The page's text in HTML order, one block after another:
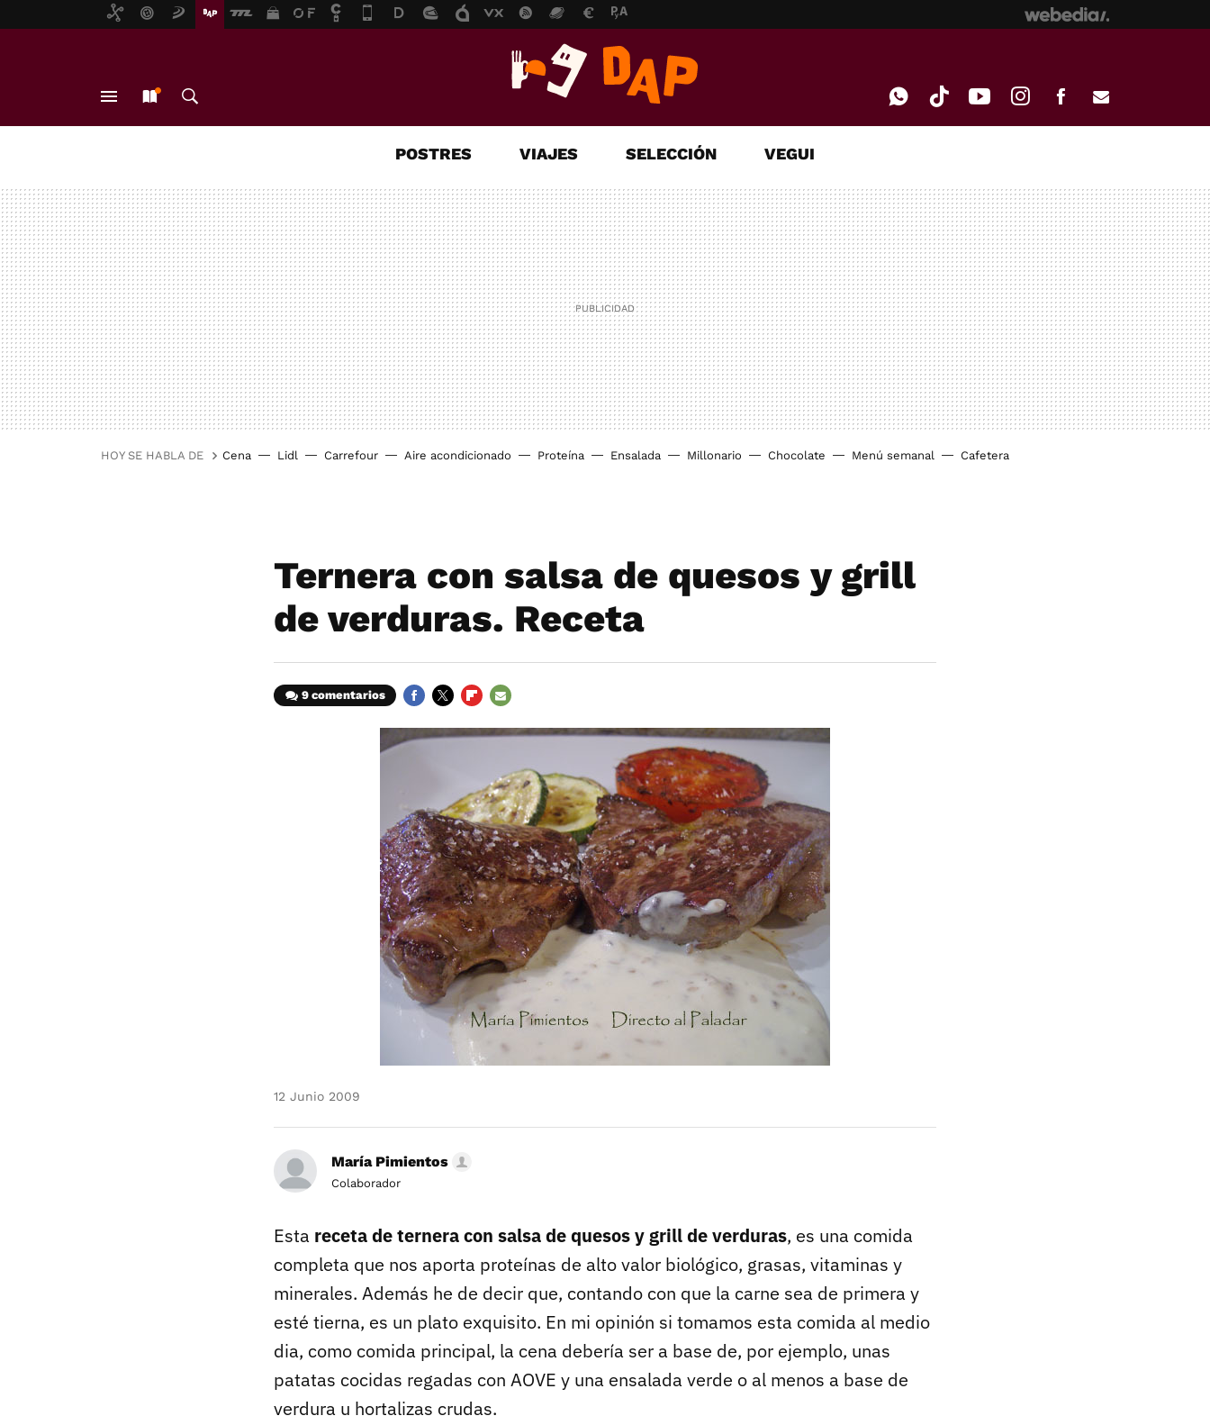
MAIL
POSTRES VIAJES SELECCIÓN VEGUI
HOY SE HABLA DE Cena Lidl Carrefour Aire acondicionado Proteína Ensalada Millonario Chocolate Menú semanal Cafetera
Ternera con salsa de quesos y grill
de verduras. Receta
9 comentarios
MAIL
12 Junio 2009
María Pimientos
Colaborador
Esta receta de ternera con salsa de quesos y grill de verduras, es una comida
completa que nos aporta proteínas de alto valor biológico, grasas, vitaminas y
minerales. Además he de decir que, contando con que la carne sea de primera y
esté tierna, es un plato exquisito. En mi opinión si tomamos esta comida al medio
dia, como comida principal, la cena debería ser a base de, por ejemplo, unas
patatas cocidas regadas con AOVE y una ensalada verde o al menos a base de
verdura u hortalizas crudas.